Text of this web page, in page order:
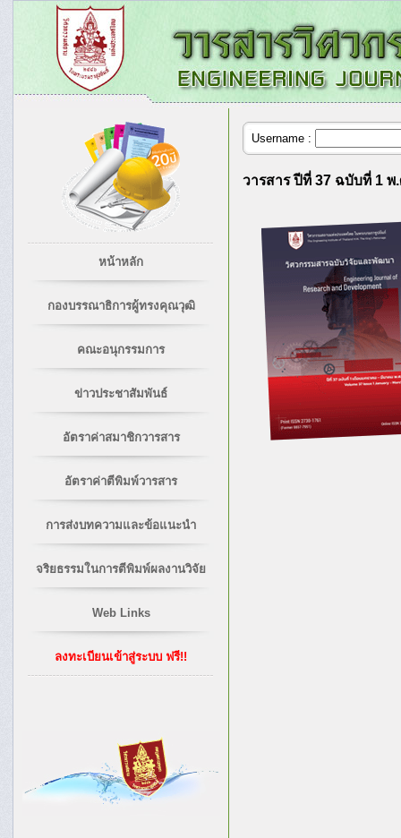
หน้าหลัก
กองบรรณาธิการผู้ทรงคุณวุฒิ
คณะอนุกรรมการ
ข่าวประชาสัมพันธ์
อัตราค่าสมาชิกวารสาร
อัตราค่าตีพิมพ์วารสาร
การส่งบทความและข้อแนะนำ
จริยธรรมในการตีพิมพ์ผลงานวิจัย
Web Links
ลงทะเบียนเข้าสู่ระบบ ฟรี!!
Username :
วารสาร ปีที่ 37 ฉบับที่ 1 พ